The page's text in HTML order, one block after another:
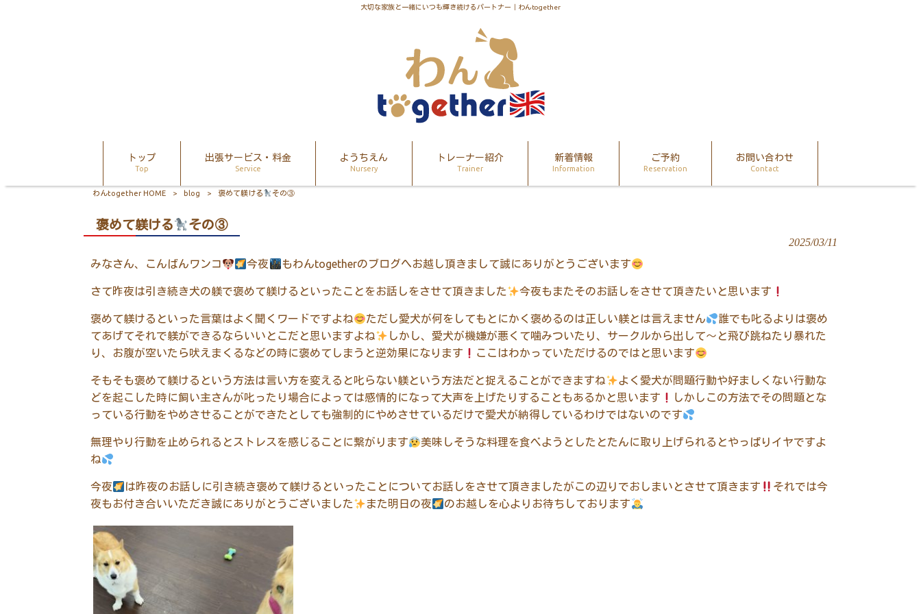
大切な家族と一緒にいつも輝き続けるパートナー｜わんtogether
トップ
Top
出張サービス・料金
Service
ようちえん
Nursery
トレーナー紹介
Trainer
新着情報
Information
ご予約
Reservation
お問い合わせ
Contact
わんtogether HOME > blog > 褒めて躾ける その③
褒めて躾ける その③
2025/03/11
みなさん、こんばんワンコ 今夜 もわんtogetherのブログへお越し頂きまして誠にありがとうございます
さて昨夜は引き続き犬の躾で褒めて躾けるといったことをお話しをさせて頂きました 今夜もまたそのお話しをさせて頂きたいと思います
褒めて躾けるといった言葉はよく聞くワードですよね ただし愛犬が何をしてもとにかく褒めるのは正しい躾とは言えません
誰でも叱るよりは褒め
てあげてそれで躾ができるならいいとこだと思いますよね
しかし、愛犬が機嫌が悪くて噛みついたり、サークルから出して〜と飛び跳ねたり暴れた
り、お腹が空いたら吠えまくるなどの時に褒めてしまうと逆効果になります
ここはわかっていただけるのではと思います
そもそも褒めて躾けるという方法は言い方を変えると叱らない躾という方法だと捉えることができますね
よく愛犬が問題行動や好ましくない行動な
どを起こした時に飼い主さんが叱ったり場合によっては感情的になって大声を上げたりすることもあるかと思います
しかしこの方法でその問題とな
っている行動をやめさせることができたとしても強制的にやめさせているだけで愛犬が納得しているわけではないのです
無理やり行動を止められるとストレスを感じることに繋がります
美味しそうな料理を食べようとしたとたんに取り上げられるとやっぱりイヤですよ
ね
今夜 は昨夜のお話しに引き続き褒めて躾けるといったことについてお話しをさせて頂きましたがこの辺りでおしまいとさせて頂きます
それでは今
夜もお付き合いいただき誠にありがとうございました
また明日の夜 のお越しを心よりお待ちしております